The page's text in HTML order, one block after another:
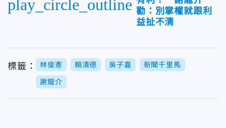
play_circle_outline 勸：別掌權就跟利
益扯不清
標籤： 林俊憲 賴清德 吳子嘉 新聞千里馬
謝龍介